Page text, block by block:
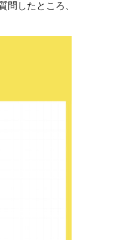
問したところ、